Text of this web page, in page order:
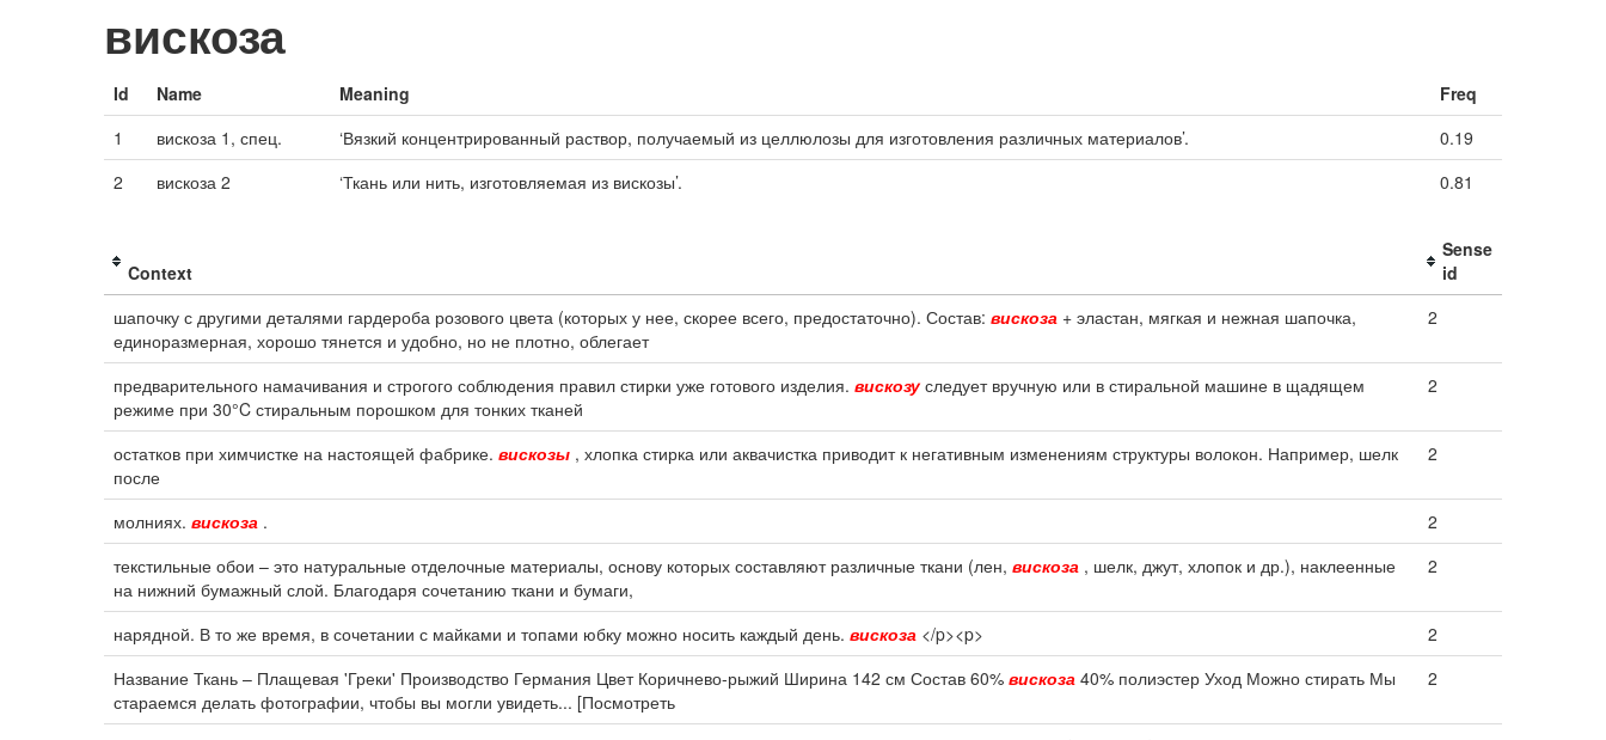
вискоза
Id Name Meaning
Freq
1
вискоза 1, спец. ‘Вязкий концентрированный раствор, получаемый из целлюлозы для изготовления различных материалов’.
0.19
2
вискоза 2 ‘Ткань или нить, изготовляемая из вискозы’. 0.81
Context
Sense
id
шапочку с другими деталями гардероба розового цвета (которых у нее, скорее всего, предостаточно). Состав: вискоза + эластан, мягкая и нежная шапочка,
единоразмерная, хорошо тянется и удобно, но не плотно, облегает
2
предварительного намачивания и строгого соблюдения правил стирки уже готового изделия. вискозуследует вручную или в стиральной машине в щадящем
режиме при 30°C стиральным порошком для тонких тканей
2
остатков при химчистке на настоящей фабрике. вискозы , хлопка стирка или аквачистка приводит к негативным изменениям структуры волокон. Например, шелк
после
2
молниях. вискоза .
2
текстильные обои – это натуральные отделочные материалы, основу которых составляют различные ткани (лен, вискоза , шелк, джут, хлопок и др.), наклеенные
на нижний бумажный слой. Благодаря сочетанию ткани и бумаги,
2
нарядной. В то же время, в сочетании с майками и топами юбку можно носить каждый день. вискоза </p><p>
2
Название Ткань – Плащевая 'Греки' Производство Германия Цвет Коричнево-рыжий Ширина 142 см Состав 60% вискоза 40% полиэстер Уход Можно стирать Мы
стараемся делать фотографии, чтобы вы могли увидеть... [Посмотреть
2